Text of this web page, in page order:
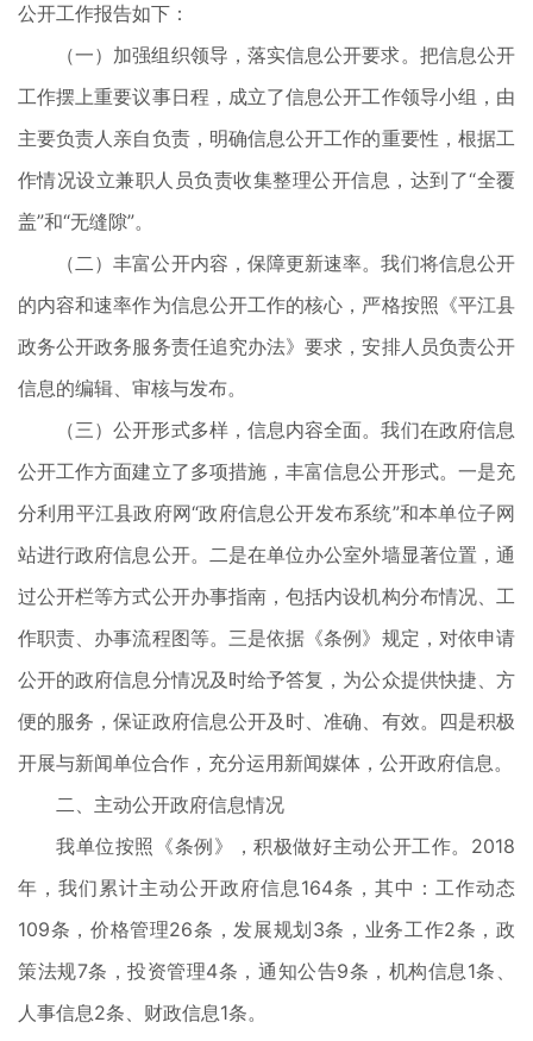
公开工作报告如下：
（一）加强组织领导，落实信息公开要求。把信息公开
工作摆上重要议事日程，成立了信息公开工作领导小组，由
主要负责人亲自负责，明确信息公开工作的重要性，根据工
作情况设立兼职人员负责收集整理公开信息，达到了“全覆
盖”和“无缝隙”。
（二）丰富公开内容，保障更新速率。我们将信息公开
的内容和速率作为信息公开工作的核心，严格按照《平江县
政务公开政务服务责任追究办法》要求，安排人员负责公开
信息的编辑、审核与发布。
（三）公开形式多样，信息内容全面。我们在政府信息
公开工作方面建立了多项措施，丰富信息公开形式。一是充
分利用平江县政府网“政府信息公开发布系统”和本单位子网
站进行政府信息公开。二是在单位办公室外墙显著位置，通
过公开栏等方式公开办事指南，包括内设机构分布情况、工
作职责、办事流程图等。三是依据《条例》规定，对依申请
公开的政府信息分情况及时给予答复，为公众提供快捷、方
便的服务，保证政府信息公开及时、准确、有效。四是积极
开展与新闻单位合作，充分运用新闻媒体，公开政府信息。
二、主动公开政府信息情况
我单位按照《条例》，积极做好主动公开工作。2018
年，我们累计主动公开政府信息164条，其中：工作动态
109条，价格管理26条，发展规划3条，业务工作2条，政
策法规7条，投资管理4条，通知公告9条，机构信息1条、
人事信息2条、财政信息1条。